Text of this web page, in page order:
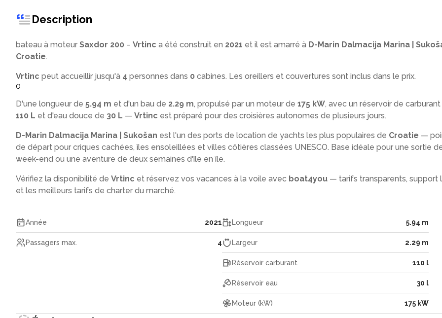
Description
bateau à moteur Saxdor 200 – Vrtinc a été construit en 2021 et il est amarré à D-Marin Dalmacija Marina |
Croatie.
Vrtinc peut accueillir jusqu'à 4 personnes dans 0 cabines. Les oreillers et couvertures sont inclus dans le prix.
0
D'une longueur de 5.94 m et d'un bau de 2.29 m, propulsé par un moteur de 175 kW, avec un réservoir de
110 L et d'eau douce de 30 L — Vrtinc est préparé pour des croisières autonomes de plusieurs jours.
D-Marin Dalmacija Marina | Sukošan est l'un des ports de location de yachts les plus populaires de Croatie —
de départ pour criques cachées, îles ensoleillées et villes côtières classées UNESCO. Base idéale pour une sortie
week-end ou une aventure de deux semaines d'île en île.
Vérifiez la disponibilité de Vrtinc et réservez vos vacances à la voile avec boat4you — tarifs transparents, support
et les meilleurs tarifs de charter du marché.
Année 2021
Passagers max. 4
Longueur 5.94 m
Largeur 2.29 m
Réservoir carburant 110 l
Réservoir eau 30 l
Moteur (kW) 175 kW